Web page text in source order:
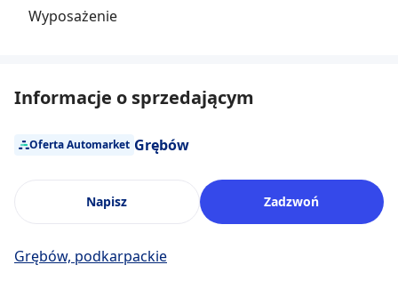
Wyposażenie
Informacje o sprzedającym
Oferta Automarket Grębów
Napisz Zadzwoń
Grębów, podkarpackie